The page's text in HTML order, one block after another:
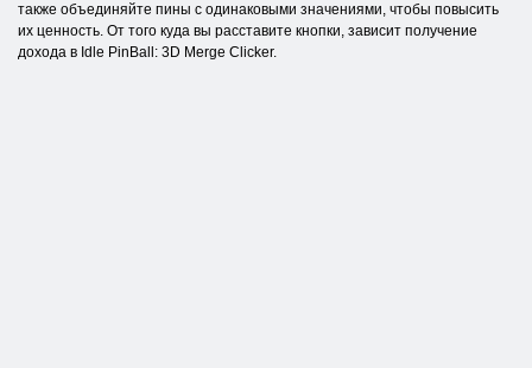
также объединяйте пины с одинаковыми значениями, чтобы повысить
их ценность. От того куда вы расставите кнопки, зависит получение
дохода в Idle PinBall: 3D Merge Clicker.